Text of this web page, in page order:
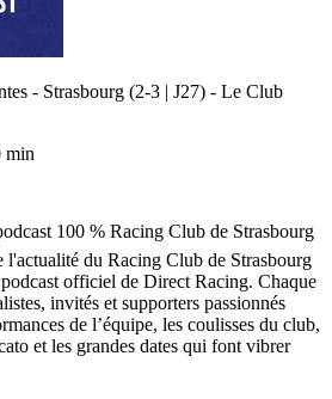
- Strasbourg (2-3 | J27) - Le Club
min
100 % Racing Club de Strasbourg
du Racing Club de Strasbourg
officiel de Direct Racing. Chaque
invités et supporters passionnés
de l’équipe, les coulisses du club,
et les grandes dates qui font vibrer